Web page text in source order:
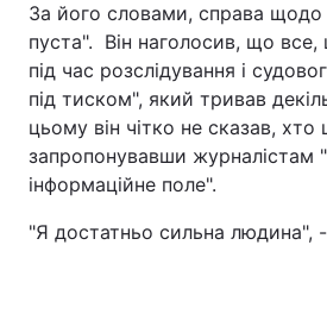
За його словами, справа щодо
пуста". Він наголосив, що все,
під час розслідування і
під тиском", який тривав
цьому він чітко не сказав,
запропонувавши журналістам
інформаційне поле".
"Я достатньо сильна людина",